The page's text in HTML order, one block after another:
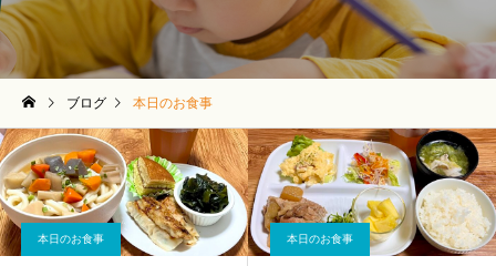
ブログ 本日のお食事
本日のお食事 本日のお食事